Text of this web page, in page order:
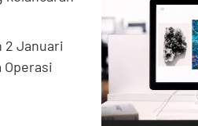
2 Januari